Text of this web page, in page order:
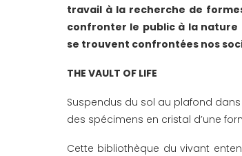
travail à la recherche de
confronter le public à la
se trouvent confrontées nos
THE VAULT OF LIFE
Suspendus du sol au plafond
des spécimens en cristal d’une
Cette bibliothèque du vivant